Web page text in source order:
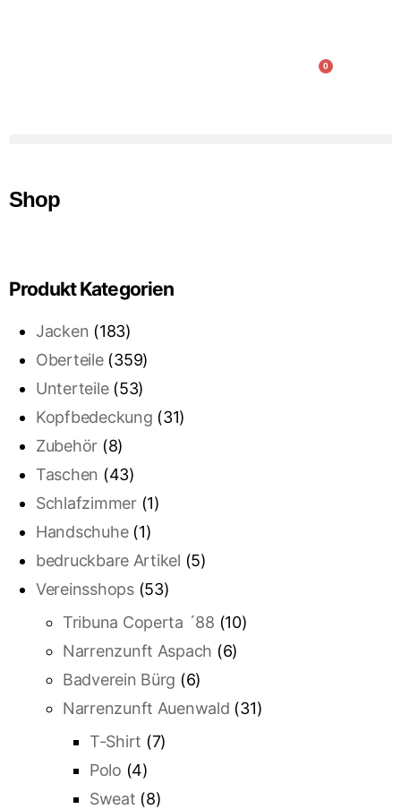
0
Shop
Produkt Kategorien
Jacken (183)
Oberteile (359)
Unterteile (53)
Kopfbedeckung (31)
Zubehör (8)
Taschen (43)
Schlafzimmer (1)
Handschuhe (1)
bedruckbare Artikel (5)
Vereinsshops (53)
Tribuna Coperta ´88 (10)
Narrenzunft Aspach (6)
Badverein Bürg (6)
Narrenzunft Auenwald (31)
T-Shirt (7)
Polo (4)
Sweat (8)